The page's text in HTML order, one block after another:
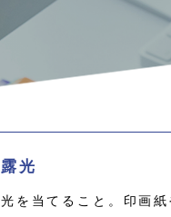
露光
光を当てること。印画